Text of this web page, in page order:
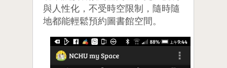
與人性化，不受時空限制，隨時隨
地都能輕鬆預約圖書館空間。